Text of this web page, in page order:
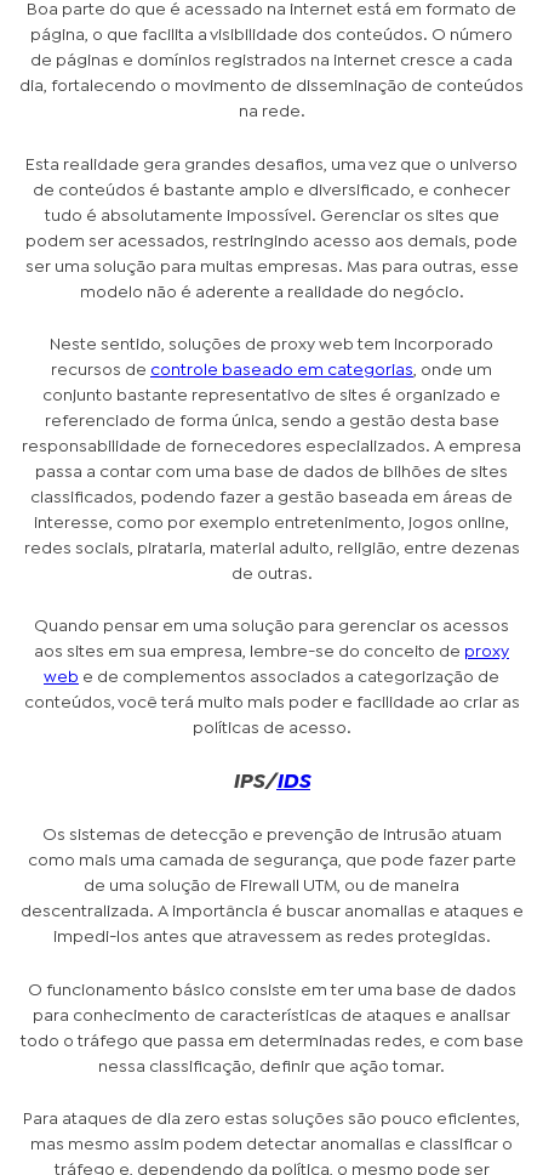
Boa parte do que é acessado na internet está em formato de
página, o que facilita a visibilidade dos conteúdos. O número
de páginas e domínios registrados na internet cresce a cada
dia, fortalecendo o movimento de disseminação de conteúdos
na rede.
Esta realidade gera grandes desafios, uma vez que o universo
de conteúdos é bastante amplo e diversificado, e conhecer
tudo é absolutamente impossível. Gerenciar os sites que
podem ser acessados, restringindo acesso aos demais, pode
ser uma solução para muitas empresas. Mas para outras, esse
modelo não é aderente a realidade do negócio.
Neste sentido, soluções de proxy web tem incorporado
recursos de controle baseado em categorias , onde um
conjunto bastante representativo de sites é organizado e
referenciado de forma única, sendo a gestão desta base
responsabilidade de fornecedores especializados. A empresa
passa a contar com uma base de dados de bilhões de sites
classificados, podendo fazer a gestão baseada em áreas de
interesse, como por exemplo entretenimento, jogos online,
redes sociais, pirataria, material adulto, religião, entre dezenas
de outras.
Quando pensar em uma solução para gerenciar os acessos
aos sites em sua empresa, lembre-se do conceito de proxy
web e de complementos associados a categorização de
conteúdos, você terá muito mais poder e facilidade ao criar as
políticas de acesso.
IPS/IDS
Os sistemas de detecção e prevenção de intrusão atuam
como mais uma camada de segurança, que pode fazer parte
de uma solução de Firewall UTM, ou de maneira
descentralizada. A importância é buscar anomalias e ataques e
impedi-los antes que atravessem as redes protegidas.
O funcionamento básico consiste em ter uma base de dados
para conhecimento de características de ataques e analisar
todo o tráfego que passa em determinadas redes, e com base
nessa classificação, definir que ação tomar.
Para ataques de dia zero estas soluções são pouco eficientes,
mas mesmo assim podem detectar anomalias e classificar o
tráfego e, dependendo da política, o mesmo pode ser